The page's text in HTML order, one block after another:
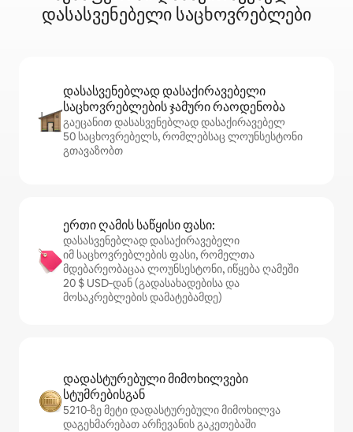
დასასვენებელი საცხოვრებლები
დასასვენებლად დასაქირავებელი
საცხოვრებლების ჯამური რაოდენობა
გაეცანით დასასვენებლად დასაქირავებელ
50 საცხოვრებელს, რომლებსაც ლოუნსესტონი
გთავაზობთ
ერთი ღამის საწყისი ფასი:
დასასვენებლად დასაქირავებელი
იმ საცხოვრებლების ფასი, რომელთა
მდებარეობაცაა ლოუნსესტონი, იწყება ღამეში
20 $ USD‑დან (გადასახადებისა და
მოსაკრებლების დამატებამდე)
დადასტურებული მიმოხილვები
სტუმრებისგან
5210‑ზე მეტი დადასტურებული მიმოხილვა
დაგეხმარებათ არჩევანის გაკეთებაში